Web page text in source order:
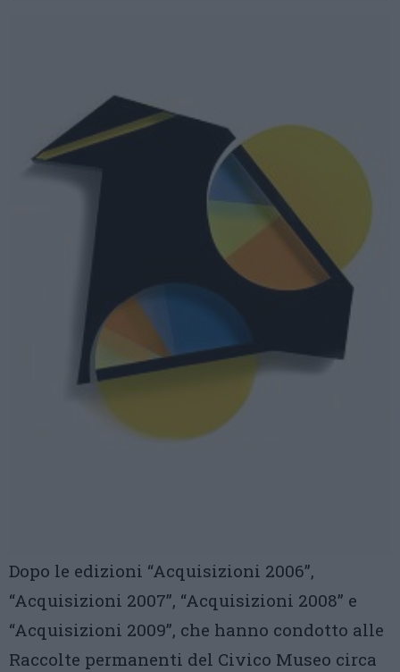
Dopo le edizioni “Acquisizioni 2006”,
“Acquisizioni 2007”, “Acquisizioni 2008” e
“Acquisizioni 2009”, che hanno condotto alle
Raccolte permanenti del Civico Museo circa